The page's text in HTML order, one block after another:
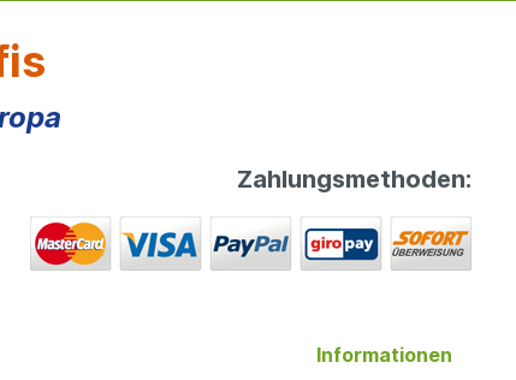
Zahlungsmethoden:
Informationen